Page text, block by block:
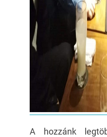
A hozzánk